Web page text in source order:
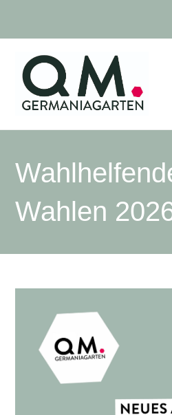
Wahlen